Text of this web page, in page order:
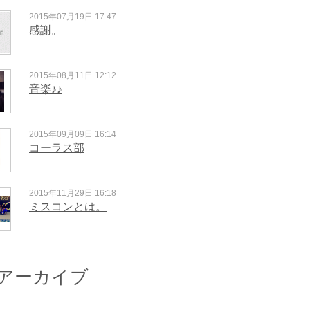
感謝。
2015年07月19日 17:47
音楽♪♪
2015年08月11日 12:12
コーラス部
2015年09月09日 16:14
ミスコンとは。
2015年11月29日 16:18
ーカイブ